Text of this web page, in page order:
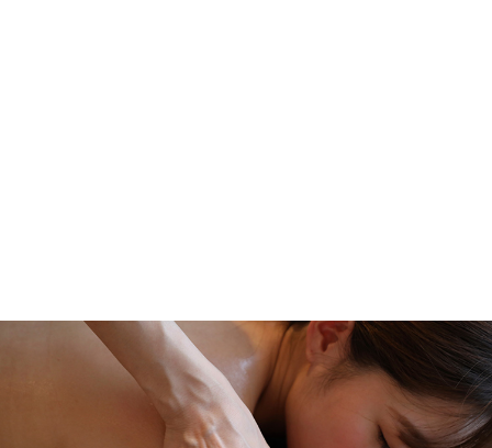
メニューを詳しく見る >